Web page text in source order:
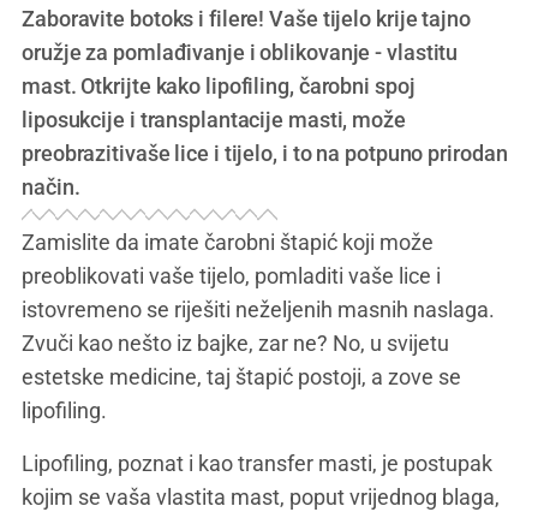
Zaboravite botoks i filere! Vaše tijelo krije tajno
oružje za pomlađivanje i oblikovanje - vlastitu
mast. Otkrijte kako lipofiling, čarobni spoj
liposukcije i transplantacije masti, može
preobrazitivaše lice i tijelo, i to na potpuno prirodan
način.
Zamislite da imate čarobni štapić koji može
preoblikovati vaše tijelo, pomladiti vaše lice i
istovremeno se riješiti neželjenih masnih naslaga.
Zvuči kao nešto iz bajke, zar ne? No, u svijetu
estetske medicine, taj štapić postoji, a zove se
lipofiling.
Lipofiling, poznat i kao transfer masti, je postupak
kojim se vaša vlastita mast, poput vrijednog blaga,